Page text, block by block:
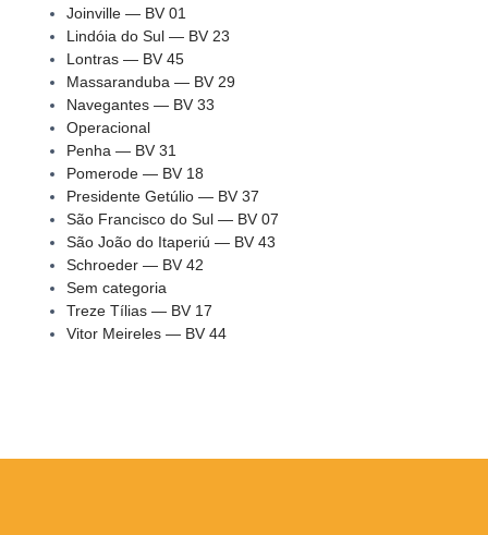
Joinville — BV 01
Lindóia do Sul — BV 23
Lontras — BV 45
Massaranduba — BV 29
Navegantes — BV 33
Operacional
Penha — BV 31
Pomerode — BV 18
Presidente Getúlio — BV 37
São Francisco do Sul — BV 07
São João do Itaperiú — BV 43
Schroeder — BV 42
Sem categoria
Treze Tílias — BV 17
Vitor Meireles — BV 44